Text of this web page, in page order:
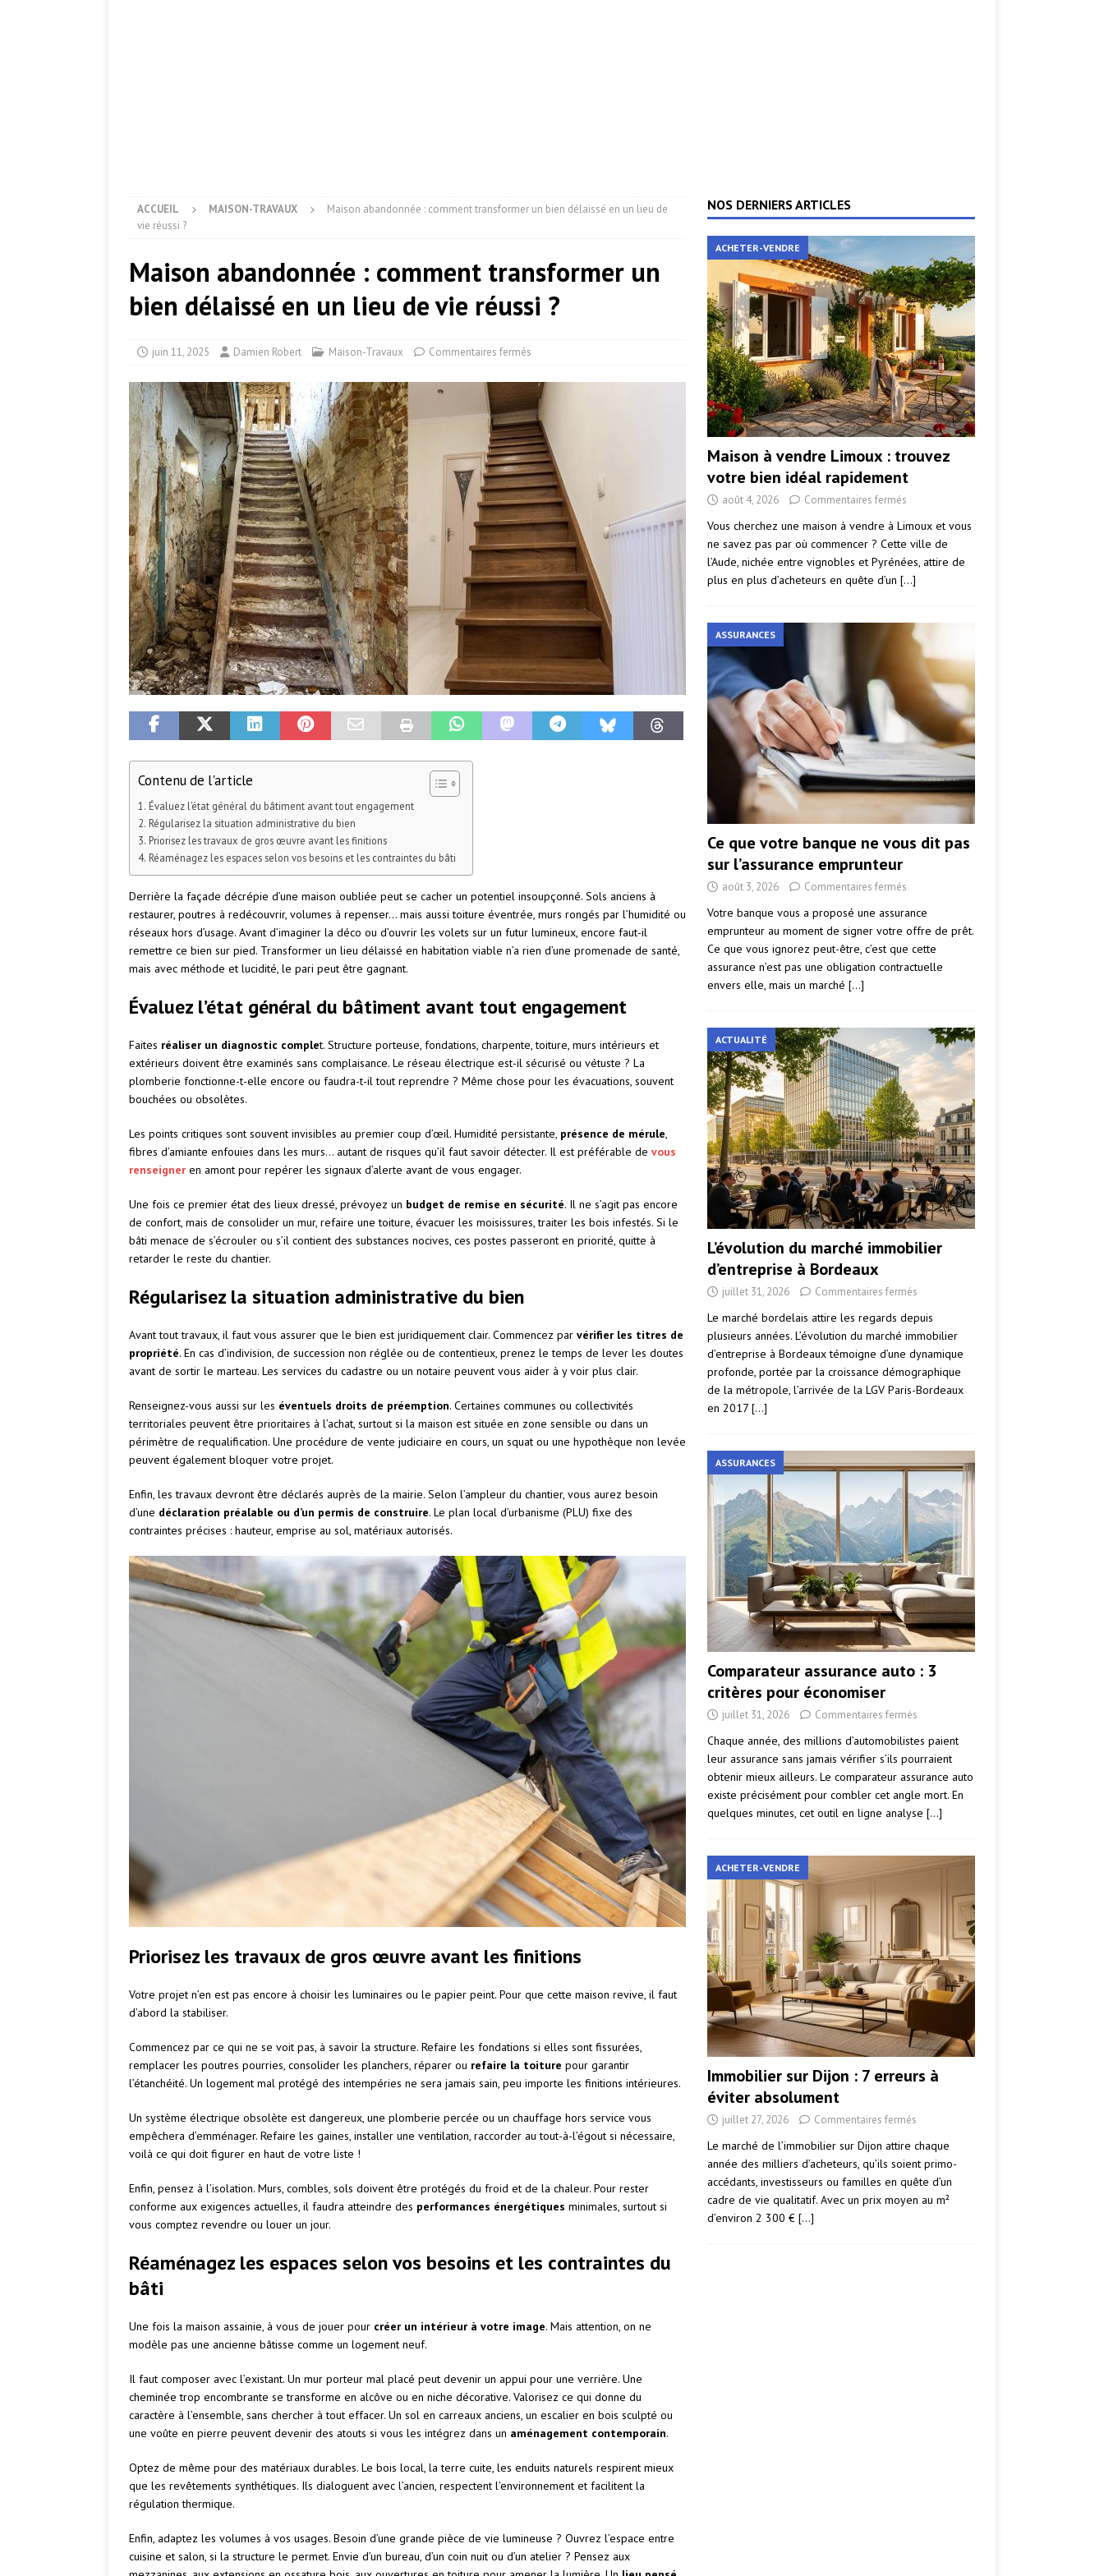
ACCUEIL MAISON-TRAVAUX
Maison abandonnée : comment transformer un bien délaissé en un lieu de
vie réussi ?
Maison abandonnée : comment transformer un
bien délaissé en un lieu de vie réussi ?
juin 11, 2025 Damien Robert Maison-Travaux Commentaires fermés
Contenu de l'article
Évaluez l’état général du bâtiment avant tout engagement
Régularisez la situation administrative du bien
Priorisez les travaux de gros œuvre avant les finitions
Réaménagez les espaces selon vos besoins et les contraintes du bâti
Derrière la façade décrépie d’une maison oubliée peut se cacher un potentiel insoupçonné. Sols anciens à
restaurer, poutres à redécouvrir, volumes à repenser… mais aussi toiture éventrée, murs rongés par l’humidité ou
réseaux hors d’usage. Avant d’imaginer la déco ou d’ouvrir les volets sur un futur lumineux, encore faut-il
remettre ce bien sur pied. Transformer un lieu délaissé en habitation viable n’a rien d’une promenade de santé,
mais avec méthode et lucidité, le pari peut être gagnant.
Évaluez l’état général du bâtiment avant tout engagement
Faites réaliser un diagnostic complet. Structure porteuse, fondations, charpente, toiture, murs intérieurs et
extérieurs doivent être examinés sans complaisance. Le réseau électrique est-il sécurisé ou vétuste ? La
plomberie fonctionne-t-elle encore ou faudra-t-il tout reprendre ? Même chose pour les évacuations, souvent
bouchées ou obsolètes.
Les points critiques sont souvent invisibles au premier coup d’œil. Humidité persistante, présence de mérule,
fibres d’amiante enfouies dans les murs… autant de risques qu’il faut savoir détecter. Il est préférable de vous
renseigner en amont pour repérer les signaux d’alerte avant de vous engager.
Une fois ce premier état des lieux dressé, prévoyez un budget de remise en sécurité. Il ne s’agit pas encore
de confort, mais de consolider un mur, refaire une toiture, évacuer les moisissures, traiter les bois infestés. Si le
bâti menace de s’écrouler ou s’il contient des substances nocives, ces postes passeront en priorité, quitte à
retarder le reste du chantier.
Régularisez la situation administrative du bien
Avant tout travaux, il faut vous assurer que le bien est juridiquement clair. Commencez par vérifier les titres de
propriété. En cas d’indivision, de succession non réglée ou de contentieux, prenez le temps de lever les doutes
avant de sortir le marteau. Les services du cadastre ou un notaire peuvent vous aider à y voir plus clair.
Renseignez-vous aussi sur les éventuels droits de préemption. Certaines communes ou collectivités
territoriales peuvent être prioritaires à l’achat, surtout si la maison est située en zone sensible ou dans un
périmètre de requalification. Une procédure de vente judiciaire en cours, un squat ou une hypothèque non levée
peuvent également bloquer votre projet.
Enfin, les travaux devront être déclarés auprès de la mairie. Selon l’ampleur du chantier, vous aurez besoin
d’une déclaration préalable ou d’un permis de construire. Le plan local d’urbanisme (PLU) fixe des
contraintes précises : hauteur, emprise au sol, matériaux autorisés.
Priorisez les travaux de gros œuvre avant les finitions
Votre projet n’en est pas encore à choisir les luminaires ou le papier peint. Pour que cette maison revive, il faut
d’abord la stabiliser.
Commencez par ce qui ne se voit pas, à savoir la structure. Refaire les fondations si elles sont fissurées,
remplacer les poutres pourries, consolider les planchers, réparer ou refaire la toiture pour garantir
l’étanchéité. Un logement mal protégé des intempéries ne sera jamais sain, peu importe les finitions intérieures.
Un système électrique obsolète est dangereux, une plomberie percée ou un chauffage hors service vous
empêchera d’emménager. Refaire les gaines, installer une ventilation, raccorder au tout-à-l’égout si nécessaire,
voilà ce qui doit figurer en haut de votre liste !
Enfin, pensez à l’isolation. Murs, combles, sols doivent être protégés du froid et de la chaleur. Pour rester
conforme aux exigences actuelles, il faudra atteindre des performances énergétiques minimales, surtout si
vous comptez revendre ou louer un jour.
Réaménagez les espaces selon vos besoins et les contraintes du
bâti
Une fois la maison assainie, à vous de jouer pour créer un intérieur à votre image. Mais attention, on ne
modèle pas une ancienne bâtisse comme un logement neuf.
Il faut composer avec l’existant. Un mur porteur mal placé peut devenir un appui pour une verrière. Une
cheminée trop encombrante se transforme en alcôve ou en niche décorative. Valorisez ce qui donne du
caractère à l’ensemble, sans chercher à tout effacer. Un sol en carreaux anciens, un escalier en bois sculpté ou
une voûte en pierre peuvent devenir des atouts si vous les intégrez dans un aménagement contemporain.
Optez de même pour des matériaux durables. Le bois local, la terre cuite, les enduits naturels respirent mieux
que les revêtements synthétiques. Ils dialoguent avec l’ancien, respectent l’environnement et facilitent la
régulation thermique.
Enfin, adaptez les volumes à vos usages. Besoin d’une grande pièce de vie lumineuse ? Ouvrez l’espace entre
cuisine et salon, si la structure le permet. Envie d’un bureau, d’un coin nuit ou d’un atelier ? Pensez aux
NOS DERNIERS ARTICLES
ACHETER-VENDRE
Maison à vendre Limoux : trouvez
votre bien idéal rapidement
août 4, 2026 Commentaires fermés
Vous cherchez une maison à vendre à Limoux et vous
ne savez pas par où commencer ? Cette ville de
l’Aude, nichée entre vignobles et Pyrénées, attire de
plus en plus d’acheteurs en quête d’un […]
ASSURANCES
Ce que votre banque ne vous dit pas
sur l’assurance emprunteur
août 3, 2026 Commentaires fermés
Votre banque vous a proposé une assurance
emprunteur au moment de signer votre offre de prêt.
Ce que vous ignorez peut-être, c’est que cette
assurance n’est pas une obligation contractuelle
envers elle, mais un marché […]
ACTUALITÉ
L’évolution du marché immobilier
d’entreprise à Bordeaux
juillet 31, 2026 Commentaires fermés
Le marché bordelais attire les regards depuis
plusieurs années. L’évolution du marché immobilier
d’entreprise à Bordeaux témoigne d’une dynamique
profonde, portée par la croissance démographique
de la métropole, l’arrivée de la LGV Paris-Bordeaux
en 2017 […]
ASSURANCES
Comparateur assurance auto : 3
critères pour économiser
juillet 31, 2026 Commentaires fermés
Chaque année, des millions d’automobilistes paient
leur assurance sans jamais vérifier s’ils pourraient
obtenir mieux ailleurs. Le comparateur assurance auto
existe précisément pour combler cet angle mort. En
quelques minutes, cet outil en ligne analyse […]
ACHETER-VENDRE
Immobilier sur Dijon : 7 erreurs à
éviter absolument
juillet 27, 2026 Commentaires fermés
Le marché de l’immobilier sur Dijon attire chaque
année des milliers d’acheteurs, qu’ils soient primo-
accédants, investisseurs ou familles en quête d’un
cadre de vie qualitatif. Avec un prix moyen au m²
d’environ 2 300 € […]